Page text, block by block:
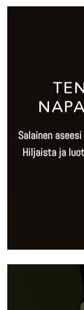
Salainen
Hiljaista ja